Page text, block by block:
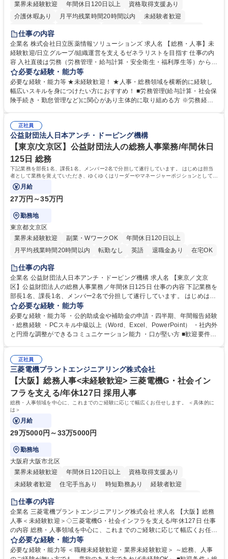
業界未経験歓迎
年間休日120日以上
資格取得支援あり
介護休暇あり
月平均残業時間20時間以内
未経験者歓迎
住宅手当あり
育休あり
完全週休2日制 交通費支給 土日祝休み 寮・社宅あり
仕事の内容
企業名 株式会社日立医薬情報ソリューションズ 求人名 【総務・人事】未
経験歓迎/日立グループ/組織運営を支えるゼネラリストを目指す 仕事の内
容 入社直後は労務（労務管理・給与計算・安全衛生・福利厚生等）からお
任せいたします。将来は総務・採用・教育業務へ守備範囲を広げ、組織運
営を支えるゼネラリストをめざせます。 ・初期業務：労働時間管理、給与
計算、社会保険対応、福利厚生管理、安全衛生、健康経営推進等をお任せ
します。ご経験に応じて、休職者管理など、幅広く経験を積んでいただき
幅広く経験を積みたい意欲がある方に最適な環境です。 募集職種 【総
務・人事】未経験歓迎/日立グループ/組織運営を支えるゼネラリストを目
指す
必要な経験・能力等
必要な経験・能力等 ★未経験歓迎！ ★人事・総務領域を横断的に経験し
幅広いスキルを身につけたい方におすすめ！ ■労務管理(給与計算・社会保
険手続き・勤怠管理など)に関心があり主体的に取り組める方 ※労務経験
のご経験 ■労務管理（給与計算・社会保険手続き・勤怠管理など）の経験
■衛生管理者の資格をお持ちの方 学歴・資格 学歴：大学院 大学 高専 短大
専修学校 高校 語学力： 資格：
正社員
公益財団法人日本アンチ・ドーピング機構
【東京/文京区】公益財団法人の総務人事業務/年間休日
125日 総務
下記業務を部長1名、課長1名、メンバー2名で分担して遂行しています。 はじめは担当
者として業務を覚えていただき、ゆくゆくはリーダーやマネージャーポジションとして活
躍いただくことを期待しています。
月給
27万円～35万円
勤務地
東京都文京区
業界未経験歓迎
副業・WワークOK
年間休日120日以上
月平均残業時間20時間以内
転勤なし 英語 退職金あり
在宅OK
賞与あり
育休あり
食事補助あり
仕事の内容
企業名 公益財団法人日本アンチ・ドーピング機構 求人名 【東京／文京
区】公益財団法人の総務人事業務／年間休日125日 仕事の内容 下記業務を
部長1名、課長1名、メンバー2名で分担して遂行しています。 はじめは担
当者として業務を覚えていただき、ゆくゆくはリーダーやマネージャーポ
ジションとして活躍いただくことを期待しています。 【総務・人事グルー
プの業務内容】 ・人事制度関連 ・採用活動 ・教育研修の企画、実行 ・勤
怠管理 ・官公庁への各種提出 ・法定の会議運営（評議員会、理事会） ・
管理 ・福利厚生関連 ・職員からの問合せ、相談対応 ・その他日常の総務
業務全般 募集職種 【東京／文京区】公益財団法人の総務人事業務／年間
休日125日
必要な経験・能力等
必要な経験・能力等 ・公的助成金や補助金の申請・四半期、年間報告経験
・総務経験 ・PCスキル中級以上（Word、Excel、PowerPoint） ・社内外
と円滑な調整ができるコミュニケーション能力 ・口が堅い方 ■歓迎要件
正社員
三菱電機プラントエンジニアリング株式会社
【大阪】総務人事<未経験歓迎> 三菱電機G・社会イン
フラを支える/年休127日 採用人事
総務・人事領域を中心に、これまでのご経験に応じて幅広くお任せします。 ＜具体的に
は＞
月給
29万5000円～33万5000円
勤務地
大阪府大阪市北区
業界未経験歓迎
年間休日120日以上
資格取得支援あり
未経験者歓迎
住宅手当あり 時短勤務あり
経験者歓迎
退職金あり
駅近5分以内
土日祝休み 服装自由 寮・社宅あり 食事補助あり
仕事の内容
企業名 三菱電機プラントエンジニアリング株式会社 求人名 【大阪】総務
人事＜未経験歓迎＞◇三菱電機G・社会インフラを支える/年休127日 仕事
の内容 総務・人事領域を中心に、これまでのご経験に応じて幅広くお任せ
します。 ＜具体的には＞ ・総務/人事労務（給与・社保・勤怠管理など）
・採用・教育研修 ・福利厚生運用 など ※基本的には事務所勤務ですが、
採用や教育等の業務内容により、関西圏以外への日帰り・宿泊を伴う国内
必要な経験・能力等
必要な経験・能力等 ＜職種未経験歓迎・業界未経験歓迎＞ ～総務、人事